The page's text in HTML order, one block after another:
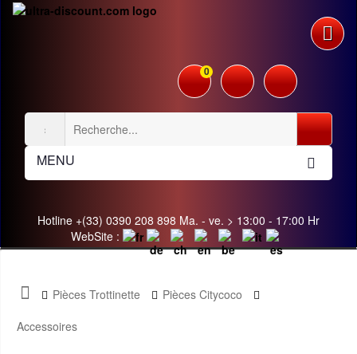
0
MENU
Hotline +(33) 0390 208 898 Ma. - ve. > 13:00 - 17:00 Hr
WebSite :
Pièces Trottinette
Pièces Citycoco
Accessoires